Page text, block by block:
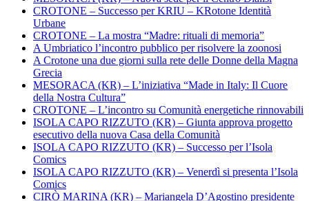
CROTONE – Successo per KRIU – KRotone Identità
Urbane
CROTONE – La mostra “Madre: rituali di memoria”
A Umbriatico l’incontro pubblico per risolvere la zoonosi
A Crotone una due giorni sulla rete delle Donne della Magna
Grecia
MESORACA (KR) – L’iniziativa “Made in Italy: Il Cuore
della Nostra Cultura”
CROTONE – L’incontro su Comunità energetiche rinnovabili
ISOLA CAPO RIZZUTO (KR) – Giunta approva progetto
esecutivo della nuova Casa della Comunità
ISOLA CAPO RIZZUTO (KR) – Successo per l’Isola
Comics
ISOLA CAPO RIZZUTO (KR) – Venerdì si presenta l’Isola
Comics
CIRÒ MARINA (KR) – Mariangela D’Agostino presidente